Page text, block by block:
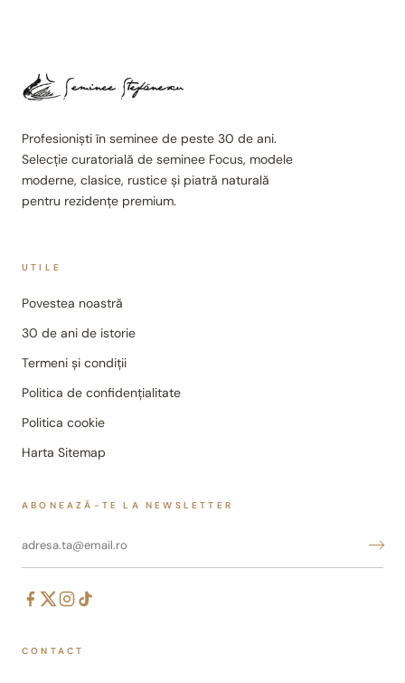
Profesioniști în seminee de peste 30 de ani.
Selecție curatorială de seminee Focus, modele
moderne, clasice, rustice și piatră naturală
pentru rezidențe premium.
UTILE
Povestea noastră
30 de ani de istorie
Termeni și condiții
Politica de confidențialitate
Politica cookie
Harta Sitemap
ABONEAZĂ-TE LA NEWSLETTER
CONTACT